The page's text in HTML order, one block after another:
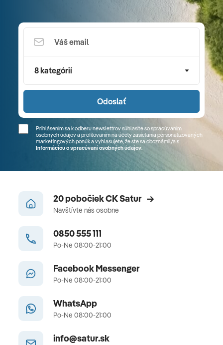
8 kategórií
Odoslať
Prihlásením sa k odberu newslettrov súhlasíte so spracúvaním
osobných údajov a profilovaním na účely zasielania personalizovaných
marketingových ponúk a vyhlasujete, že ste sa oboznámil/a s
Informáciou o spracúvaní osobných údajov.
20 pobočiek CK Satur
Navštívte nás osobne
0850 555 111
Po-Ne 08:00-21:00
Facebook Messenger
Po-Ne 08:00-21:00
WhatsApp
Po-Ne 08:00-21:00
info@satur.sk